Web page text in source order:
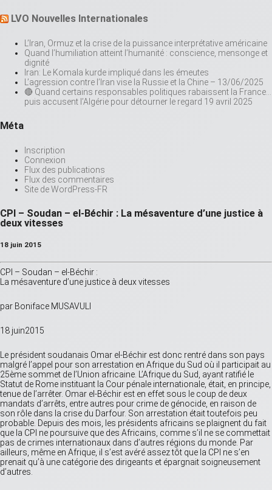
LVO Nouvelles Internationales
L’Iran, Ormuz et la crise de la puissance interprétative américaine
Quand l’humiliation atteint l’humanité : conscience, mensonge et
dignité
Iran: Le Komala kurde impliqué dans les émeutes
L’agression contre l’Iran vise la Russie et la Chine – 13/06/2025
🔴 Quand certains responsables politiques rabaissent la France…
puis accusent l’Algérie pour détourner le regard 19 avril 2025
Méta
Inscription
Connexion
Flux des publications
Flux des commentaires
Site de WordPress-FR
CPI – Soudan – el-Béchir : La mésaventure d’une justice à
deux vitesses
18 juin 2015
CPI – Soudan – el-Béchir :
La mésaventure d’une justice à deux vitesses
par Boniface MUSAVULI
18 juin2015
Le président soudanais Omar el-Béchir est donc rentré dans son pays
malgré l’appel pour son arrestation en Afrique du Sud où il participait au
25ème sommet de l’Union africaine. L’Afrique du Sud, ayant ratifié le
Statut de Rome instituant la Cour pénale internationale, était, en principe,
tenue de l’arrêter. Omar el-Béchir est en effet sous le coup de deux
mandats d’arrêts, entre autres pour crime de génocide, en raison de
son rôle dans la crise du Darfour. Son arrestation était toutefois peu
probable. Depuis des mois, les présidents africains se plaignent du fait
que la CPI ne poursuive que des Africains, comme s’il ne se commettait
pas de crimes internationaux dans d’autres régions du monde. Par
ailleurs, même en Afrique, il s’est avéré assez tôt que la CPI ne s’en
prenait qu’à une catégorie des dirigeants et épargnait soigneusement
d’autres.